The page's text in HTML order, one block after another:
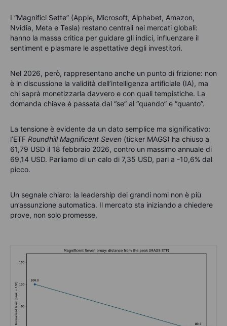
I “Magnifici Sette” (Apple, Microsoft, Alphabet, Amazon,
Nvidia, Meta e Tesla) restano centrali nei mercati globali:
hanno la massa critica per guidare gli indici, influenzare il
sentiment e plasmare le aspettative degli investitori.
Nel 2026, però, rappresentano anche un punto di frizione: non
è in discussione la validità dell’intelligenza artificiale (IA), ma
chi saprà monetizzarla davvero e con quali tempistiche. La
domanda chiave è passata dal “se” al “quando” e “quanto”.
La tensione è evidente da un dato semplice ma significativo:
l’ETF Roundhill Magnificent Seven (ticker MAGS) ha chiuso a
61,79 USD il 18 febbraio 2026, contro un massimo annuale di
69,14 USD. Parliamo di un calo di 7,35 USD, pari a -10,6% dal
picco.
Un segnale chiaro: la leadership dei grandi nomi non è più
un’assunzione automatica. Il mercato sta iniziando a chiedere
prove, non solo promesse.